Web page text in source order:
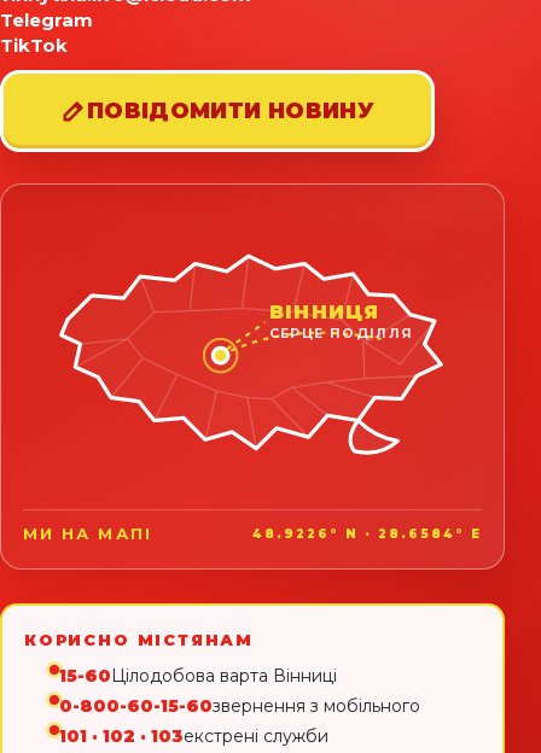
Telegram
TikTok
ПОВІДОМИТИ НОВИНУ
ВІННИЦЯ
СЕРЦЕ ПОДІЛЛЯ
МИ НА МАПІ 48.9226° N · 28.6584° E
КОРИСНО МІСТЯНАМ
15-60Цілодобова варта Вінниці
0-800-60-15-60звернення з мобільного
101 · 102 · 103екстрені служби